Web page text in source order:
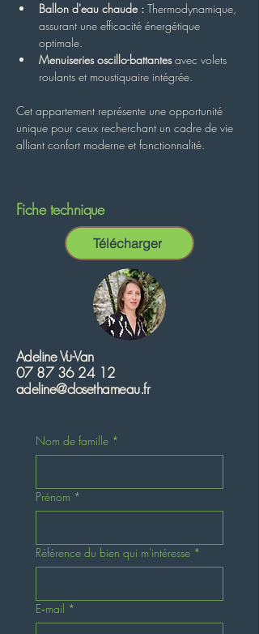
Ballon d'eau chaude : Thermodynamique,
assurant une efficacité énergétique
optimale.
Menuiseries oscillo-battantes avec volets
roulants et moustiquaire intégrée.
Cet appartement représente une opportunité
unique pour ceux recherchant un cadre de vie
alliant confort moderne et fonctionnalité.
Fiche technique
Télécharger
Adeline Vu-Van
07 87 36 24 12
adeline@closethameau.fr
Nom de famille *
Prénom *
Référence du bien qui m'intéresse *
E‑mail *